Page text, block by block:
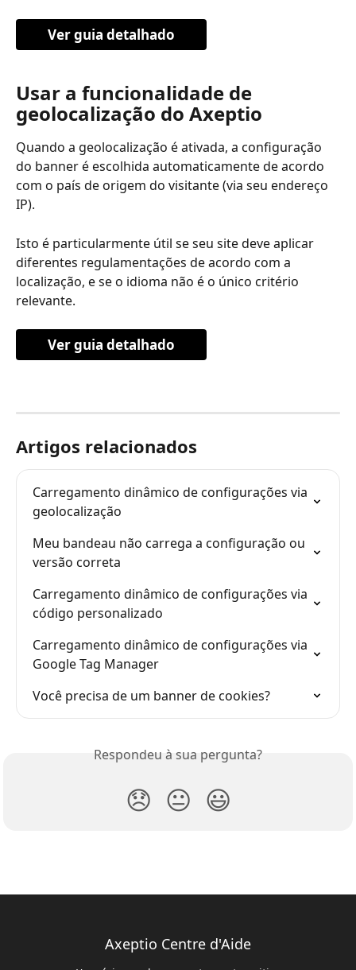
Ver guia detalhado
Usar a funcionalidade de
geolocalização do Axeptio
Quando a geolocalização é ativada, a configuração
do banner é escolhida automaticamente de acordo
com o país de origem do visitante (via seu endereço
IP).
Isto é particularmente útil se seu site deve aplicar
diferentes regulamentações de acordo com a
localização, e se o idioma não é o único critério
relevante.
Ver guia detalhado
Artigos relacionados
Carregamento dinâmico de configurações via
geolocalização
Meu bandeau não carrega a configuração ou
versão correta
Carregamento dinâmico de configurações via
código personalizado
Carregamento dinâmico de configurações via
Google Tag Manager
Você precisa de um banner de cookies?
Respondeu à sua pergunta?
😞 😐 😃
Axeptio Centre d'Aide